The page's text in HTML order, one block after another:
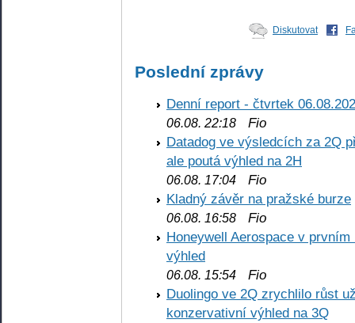
Diskutovat
Poslední zprávy
Denní report - čtvrtek
06.08. 22:18 Fio
Datadog ve výsledcích za 2Q
ale poutá výhled na 2H
06.08. 17:04 Fio
Kladný závěr na pražské burze
06.08. 16:58 Fio
Honeywell Aerospace v
výhled
06.08. 15:54 Fio
Duolingo ve 2Q zrychlilo růst
konzervativní výhled na 3Q